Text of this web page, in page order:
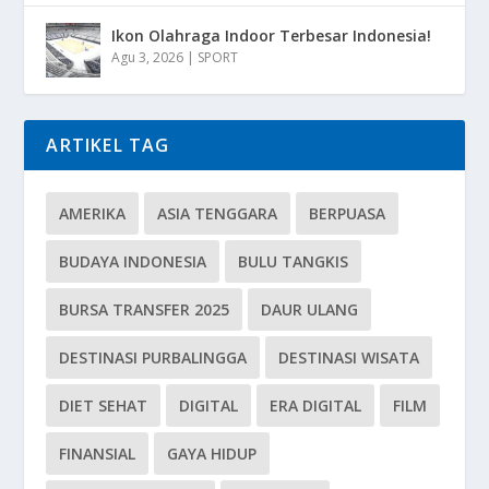
Ikon Olahraga Indoor Terbesar Indonesia!
Agu 3, 2026 | SPORT
ARTIKEL TAG
AMERIKA ASIA TENGGARA BERPUASA
BUDAYA INDONESIA BULU TANGKIS
BURSA TRANSFER 2025 DAUR ULANG
DESTINASI PURBALINGGA DESTINASI WISATA
DIET SEHAT DIGITAL ERA DIGITAL FILM
FINANSIAL GAYA HIDUP